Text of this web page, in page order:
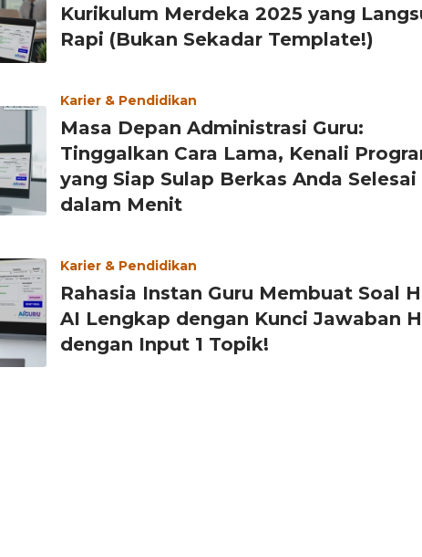
Kurikulum Merdeka 2025 yang
Rapi (Bukan Sekadar Template!)
Karier & Pendidikan
Masa Depan Administrasi Guru:
Tinggalkan Cara Lama, Kenali
yang Siap Sulap Berkas Anda Selesai
dalam Menit
Karier & Pendidikan
Rahasia Instan Guru Membuat Soal
AI Lengkap dengan Kunci Jawaban
dengan Input 1 Topik!